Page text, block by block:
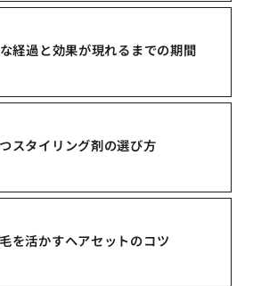
経過と効果が現れるまでの期間
スタイリング剤の選び方
を活かすヘアセットのコツ